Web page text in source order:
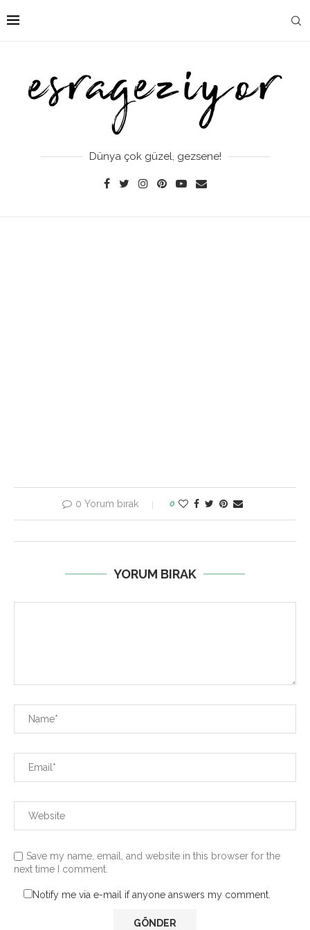
Dünya çok güzel, gezsene!
0 Yorum bırak 0
YORUM BIRAK
Save my name, email, and website in this browser for the
next time I comment.
Notify me via e-mail if anyone answers my comment.